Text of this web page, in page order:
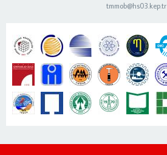
tmmob@hs03.kep.tr